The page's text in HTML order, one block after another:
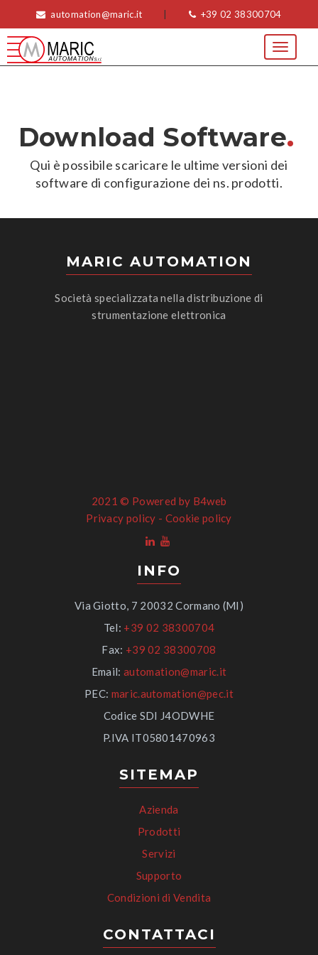
automation@maric.it +39 02 38300704
Toggle
Download Software.
Qui è possibile scaricare le ultime versioni dei
software di configurazione dei ns. prodotti.
MARIC AUTOMATION
Società specializzata nella distribuzione di
strumentazione elettronica
2021 © Powered by B4web
Privacy policy - Cookie policy
INFO
Via Giotto, 7 20032 Cormano (MI)
Tel: +39 02 38300704
Fax: +39 02 38300708
Email:automation@maric.it
PEC: maric.automation@pec.it
Codice SDI J4ODWHE
P.IVA IT05801470963
SITEMAP
Azienda
Prodotti
Servizi
Supporto
Condizioni di Vendita
CONTATTACI